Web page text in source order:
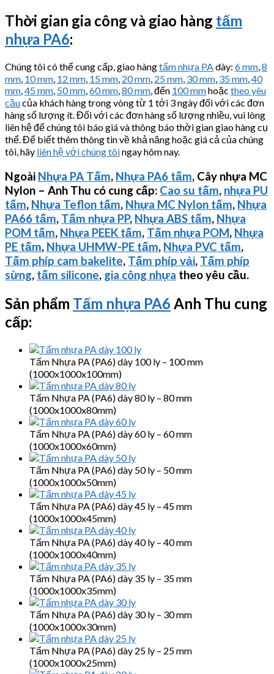
Thời gian gia công và giao hàng tấm
nhựa PA6:
Chúng tôi có thể cung cấp, giao hàngtấm nhựa PAdày: 6 mm,8
mm, 10 mm, 12 mm, 15 mm, 20 mm, 25 mm, 30 mm, 35 mm,40
mm,45 mm, 50 mm,60 mm,80 mm, đến 100 mmhoặc theo yêu
cầucủa khách hàng trong vòng từ 1 tới 3 ngày đối với các đơn
hàng số lượng ít. Đối với các đơn hàng số lượng nhiều, vui lòng
liên hệ để chúng tôi báo giá và thông báo thời gian giao hàng cụ
thể. Để biết thêm thông tin về khả năng hoặc giá cả của chúng
tôi, hãy liên hệ với chúng tôingay hôm nay.
Ngoài Nhựa PA Tấm, Nhựa PA6 tấm, Cây nhựa MC
Nylon – Anh Thu có cung cấp: Cao su tấm, nhựa PU
tấm, Nhựa Teflon tấm, Nhựa MC Nylon tấm, Nhựa
PA66 tấm, Tấm nhựa PP, Nhựa ABS tấm, Nhựa
POM tấm, Nhựa PEEK tấm, Tấm nhựa POM, Nhựa
PE tấm, Nhựa UHMW-PE tấm, Nhựa PVC tấm,
Tấm phíp cam bakelite, Tấm phíp vải, Tấm phíp
sừng, tấm silicone, gia công nhựa theo yêu cầu.
Sản phẩm Tấm nhựa PA6 Anh Thu cung
cấp:
Tấm Nhựa PA (PA6) dày 100 ly – 100 mm
(1000x1000x100mm)
Tấm Nhựa PA (PA6) dày 80 ly – 80 mm
(1000x1000x80mm)
Tấm Nhựa PA (PA6) dày 60 ly – 60 mm
(1000x1000x60mm)
Tấm Nhựa PA (PA6) dày 50 ly – 50 mm
(1000x1000x50mm)
Tấm Nhựa PA (PA6) dày 45 ly – 45 mm
(1000x1000x45mm)
Tấm Nhựa PA (PA6) dày 40 ly – 40 mm
(1000x1000x40mm)
Tấm Nhựa PA (PA6) dày 35 ly – 35 mm
(1000x1000x35mm)
Tấm Nhựa PA (PA6) dày 30 ly – 30 mm
(1000x1000x30mm)
Tấm Nhựa PA (PA6) dày 25 ly – 25 mm
(1000x1000x25mm)